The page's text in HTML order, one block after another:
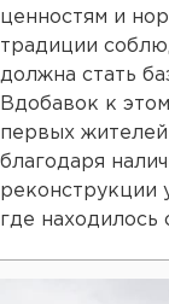
ценностям и
традиции
должна стать
Вдобавок к
первых
благодаря
реконструкции
где